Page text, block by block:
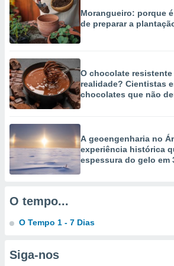
dos
os
de
de dados
fontes,
e melhorar
dados
através
estudos
e
Morangueiro: porque
de preparar a
O chocolate
realidade? Cientistas
chocolates que não
A geoengenharia no
experiência histórica
espessura do gelo em
O tempo...
O Tempo 1 - 7 Dias
Siga-nos